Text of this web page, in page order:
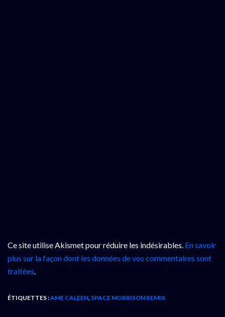
Ce site utilise Akismet pour réduire les indésirables. En savoir
plus sur la façon dont les données de vos commentaires sont
traitées.
ÉTIQUETTES :AME CALEEN SPACE MORRISON REMIX